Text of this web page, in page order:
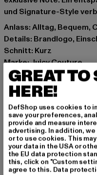
und Signature-Style
Anlass: Alltag, Bequem,
Details: Brandlogo,
Schnitt: Kurz
Marke: Juicy Couture
Kat.: Shorts - Sweat
Farbe: schwarz
Hersteller Farbe: black
Baumwolle
Art.Nr: JCCHU0011-
Hersteller: INK GmbH |
Schnellgasse 2 | 52249
GREAT TO
HERE!
DefShop uses cookies to
save your preferences,
provide and measure
advertising. In addition,
or to use cookies. This
your data in the USA or
the EU data protection
this, click on "Custom
agree to this. Data